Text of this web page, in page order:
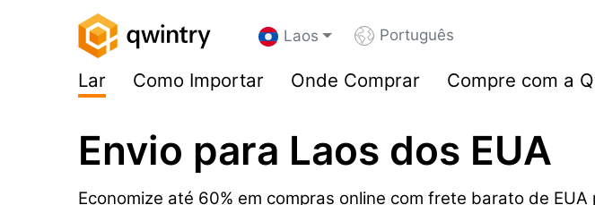
Laos Português
Lar Como Importar Onde Comprar Compre com a
Envio para Laos dos EUA
Economize até 60% em compras online com frete barato de